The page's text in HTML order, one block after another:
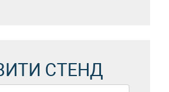
СТЕНД